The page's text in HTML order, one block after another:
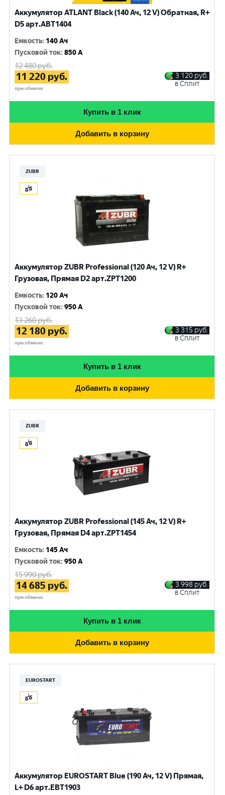
Аккумулятор ATLANT Black (140 Ач, 12 V) Обратная, R+
D5 арт.ABT1404
Емкость: 140 Ач
Пусковой ток:850 A
12 480руб.
11 220 руб.
при обмене
3 120 руб.
в Сплит
Купить в 1 клик
Добавить в корзину
ZUBR
Аккумулятор ZUBR Professional (120 Ач, 12 V) R+
Грузовая, Прямая D2 арт.ZPT1200
Емкость: 120 Ач
Пусковой ток:950 A
13 260руб.
12 180 руб.
при обмене
3 315 руб.
в Сплит
Купить в 1 клик
Добавить в корзину
ZUBR
Аккумулятор ZUBR Professional (145 Ач, 12 V) R+
Грузовая, Прямая D4 арт.ZPT1454
Емкость: 145 Ач
Пусковой ток:950 A
15 990руб.
14 685 руб.
при обмене
3 998 руб.
в Сплит
Купить в 1 клик
Добавить в корзину
EUROSTART
Аккумулятор EUROSTART Blue (190 Ач, 12 V) Прямая,
L+ D6 арт.EBT1903